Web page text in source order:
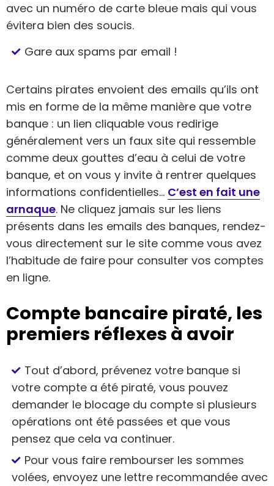
avec un numéro de carte bleue mais qui vous
évitera bien des soucis.
Gare aux spams par email !
Certains pirates envoient des emails qu’ils ont
mis en forme de la même manière que votre
banque : un lien cliquable vous redirige
généralement vers un faux site qui ressemble
comme deux gouttes d’eau à celui de votre
banque, et on vous y invite à rentrer quelques
informations confidentielles… C’est en fait une
arnaque. Ne cliquez jamais sur les liens
présents dans les emails des banques, rendez-
vous directement sur le site comme vous avez
l’habitude de faire pour consulter vos comptes
en ligne.
Compte bancaire piraté, les
premiers réflexes à avoir
Tout d’abord, prévenez votre banque si
votre compte a été piraté, vous pouvez
demander le blocage du compte si plusieurs
opérations ont été passées et que vous
pensez que cela va continuer.
Pour vous faire rembourser les sommes
volées, envoyez une lettre recommandée avec